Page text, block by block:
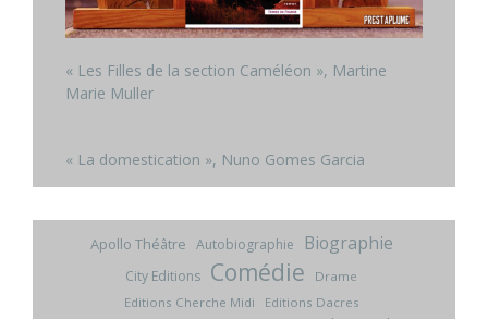
« Les Filles de la section Caméléon », Martine
Marie Muller
« La domestication », Nuno Gomes Garcia
Apollo Théâtre Autobiographie Biographie
City Editions Comédie
Drame
Editions Cherche Midi
Editions Dacres